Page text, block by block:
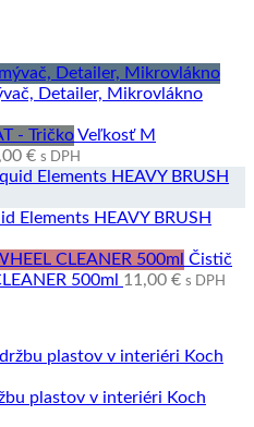
Detailer, Mikrovlákno
Veľkosť M
€ s DPH
Elements HEAVY BRUSH
Čistič
500ml 11,00 € s DPH
plastov v interiéri Koch